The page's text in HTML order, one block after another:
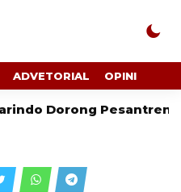
ADVETORIAL OPINI
Dorong Pesantren